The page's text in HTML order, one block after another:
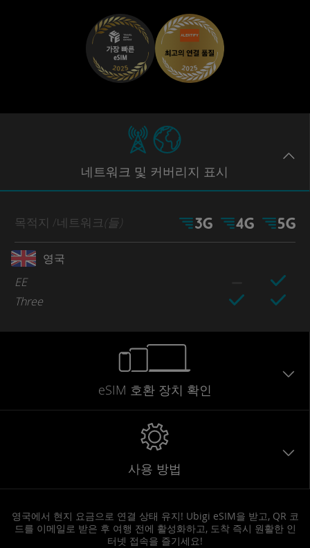
네트워크 및 커버리지 표시
목적지 /네트워크(들)
영국
EE
Three
eSIM 호환 장치 확인
사용 방법
영국에서 현지 요금으로 연결 상태 유지! Ubigi eSIM을 받고, QR 코
드를 이메일로 받은 후 여행 전에 활성화하고, 도착 즉시 원활한 인
터넷 접속을 즐기세요!